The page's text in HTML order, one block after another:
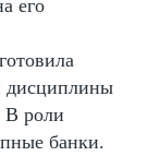
его
дисциплины
В роли
банки.